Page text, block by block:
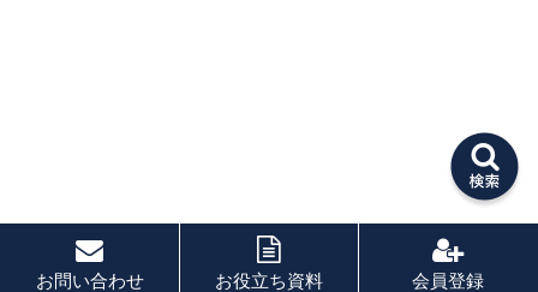
お問い合わせ お役立ち資料 会員登録